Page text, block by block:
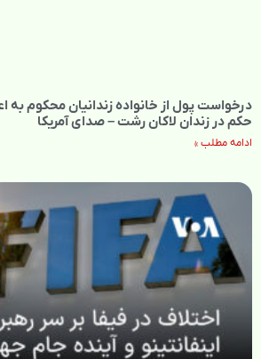
درخواست پول از خانواده زندانیان محکوم به‌
حکم در زندان لاکان رشت – صدای آمریکا
ادامه مطلب »